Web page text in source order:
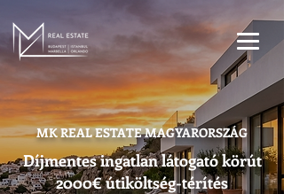
MK REAL ESTATE MAGYARORSZÁG
Díjmentes ingatlan látogató körút
2000€ útiköltség-térítés